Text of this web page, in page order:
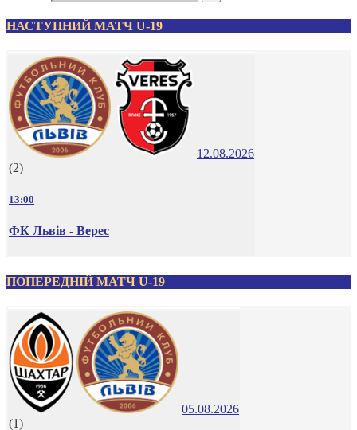
НАСТУПНИЙ МАТЧ U-19
12.08.2026
(2)
13:00
ФК Львів - Верес
ПОПЕРЕДНІЙ МАТЧ U-19
05.08.2026
(1)